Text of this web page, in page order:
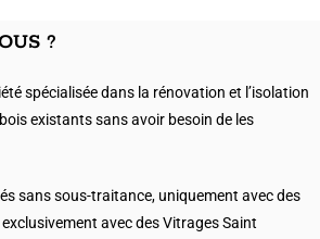
?
spécialisée dans la rénovation et l’isolation
existants sans avoir besoin de les
sans sous-traitance, uniquement avec des
avec des Vitrages Saint